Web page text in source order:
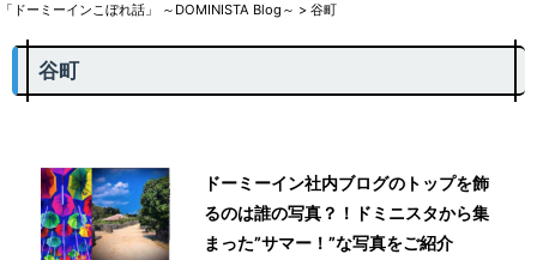
「ドーミーインこぼれ話」 ～DOMINISTA Blog～ > 谷町
谷町
ドーミーイン社内ブログのトップを飾
るのは誰の写真？！ドミニスタから集
まった”サマー！”な写真をご紹介